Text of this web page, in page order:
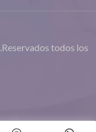
todos los